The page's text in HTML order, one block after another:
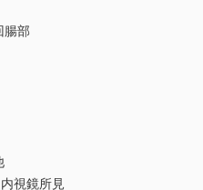
部
視鏡所見